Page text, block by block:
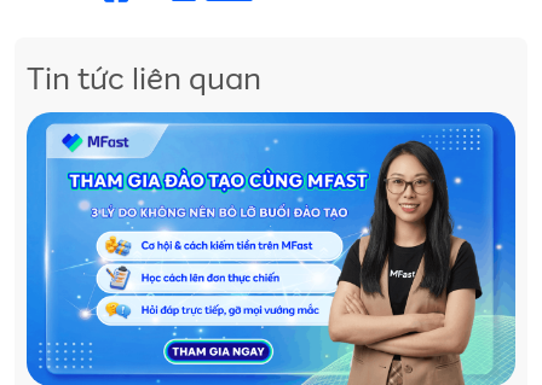
Tin tức liên quan